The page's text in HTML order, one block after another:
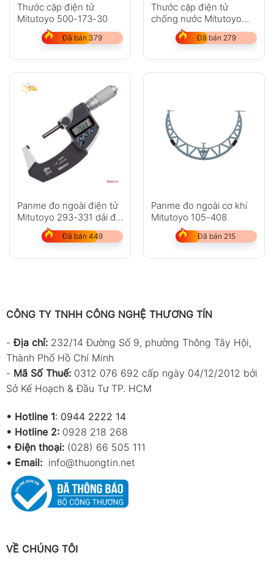
Thước cặp điện tử
Mitutoyo 500-173-30
Đã bán 379
Thước cặp điện tử
chống nước Mitutoyo
500-752-20
Đã bán 279
Panme đo ngoài điện tử
Mitutoyo 293-331 dải đo
25-50mm
Đã bán 449
Panme đo ngoài cơ khí
Mitutoyo 105-408
Đã bán 215
CÔNG TY TNHH CÔNG NGHỆ THƯƠNG TÍN
-Địa chỉ: 232/14 Đường Số 9, phường Thông Tây Hội,
Thành Phố Hồ Chí Minh
- Mã Số Thuế: 0312 076 692 cấp ngày 04/12/2012 bởi
Sở Kế Hoạch & Đầu Tư TP. HCM
• Hotline 1: 0944 2222 14
• Hotline 2: 0928 218 268
• Điện thoại: (028) 66 505 111
• Email: info@thuongtin.net
VỀ CHÚNG TÔI